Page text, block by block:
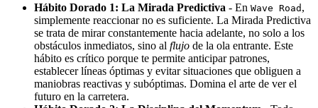
Hábito Dorado 1: La Mirada Predictiva - En Wave Road ,
simplemente reaccionar no es suficiente. La Mirada Predictiva
se trata de mirar constantemente hacia adelante, no solo a los
obstáculos inmediatos, sino al flujo de la ola entrante. Este
hábito es crítico porque te permite anticipar patrones,
establecer líneas óptimas y evitar situaciones que obliguen a
maniobras reactivas y subóptimas. Domina el arte de ver el
futuro en la carretera.